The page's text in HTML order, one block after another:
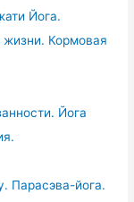
Йога.
жизни. Кормовая
Йога
Парасэва-йога.